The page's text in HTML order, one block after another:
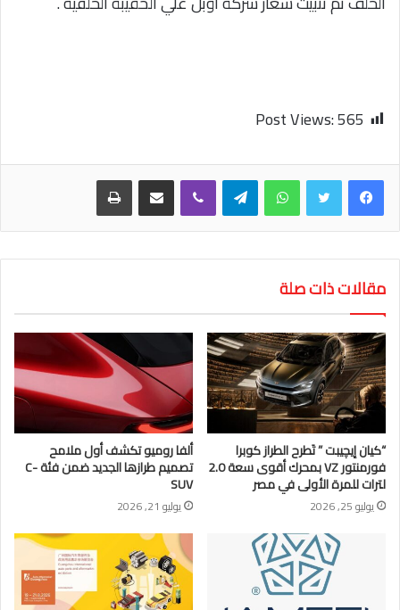
Post Views:565
واتساب تيلقرام
مقالات ذات صلة
“كيان إيچيبت ” تَطرح الطراز كوبرا
فورمنتور VZ بمحرك أقوى سعة 2.0
لترات للمرة الأولى في مصر
يوليو 25, 2026
ألفا روميو تكشف أول ملامح
تصميم طرازها الجديد ضمن فئة C-
SUV
يوليو 21, 2026